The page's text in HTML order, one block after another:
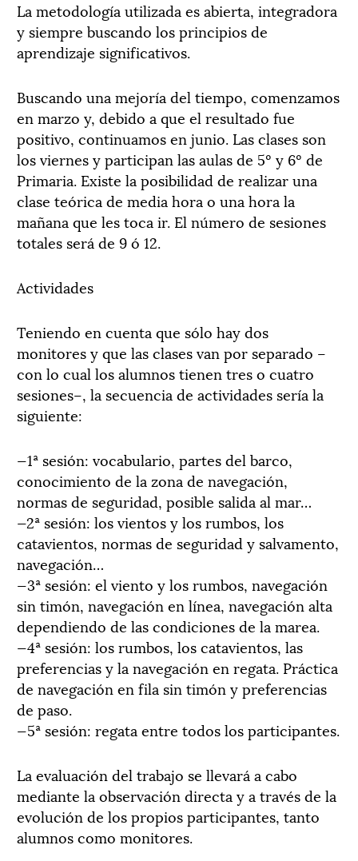
La metodología utilizada es abierta, integradora
y siempre buscando los principios de
aprendizaje significativos.
Buscando una mejoría del tiempo, comenzamos
en marzo y, debido a que el resultado fue
positivo, continuamos en junio. Las clases son
los viernes y participan las aulas de 5º y 6º de
Primaria. Existe la posibilidad de realizar una
clase teórica de media hora o una hora la
mañana que les toca ir. El número de sesiones
totales será de 9 ó 12.
Actividades
Teniendo en cuenta que sólo hay dos
monitores y que las clases van por separado –
con lo cual los alumnos tienen tres o cuatro
sesiones–, la secuencia de actividades sería la
siguiente:
—1ª sesión: vocabulario, partes del barco,
conocimiento de la zona de navegación,
normas de seguridad, posible salida al mar…
—2ª sesión: los vientos y los rumbos, los
catavientos, normas de seguridad y salvamento,
navegación…
—3ª sesión: el viento y los rumbos, navegación
sin timón, navegación en línea, navegación alta
dependiendo de las condiciones de la marea.
—4ª sesión: los rumbos, los catavientos, las
preferencias y la navegación en regata. Práctica
de navegación en fila sin timón y preferencias
de paso.
—5ª sesión: regata entre todos los participantes.
La evaluación del trabajo se llevará a cabo
mediante la observación directa y a través de la
evolución de los propios participantes, tanto
alumnos como monitores.